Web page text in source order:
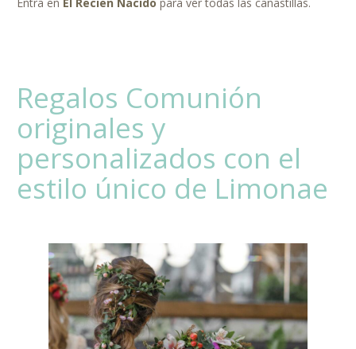
Regalos Comunión
originales y
personalizados con el
estilo único de Limonae